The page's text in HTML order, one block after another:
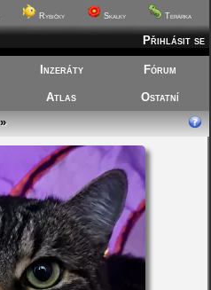
Rybičky Skalky Terárka
Přihlásit se
Inzeráty Fórum
Atlas
Ostatní